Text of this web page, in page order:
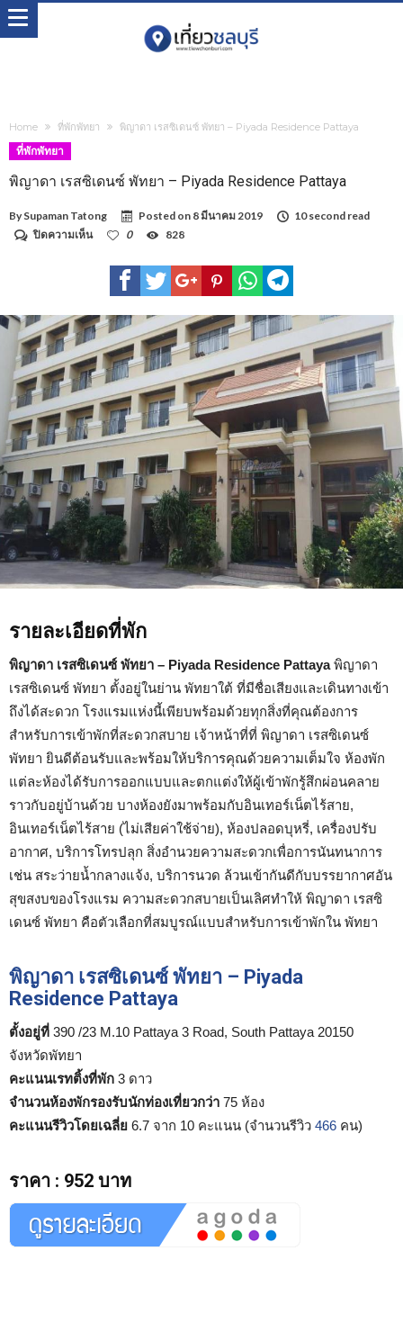
Home ที่พักพัทยา พิญาดา เรสซิเดนซ์ พัทยา – Piyada Residence Pattaya
ที่พักพัทยา
พิญาดา เรสซิเดนซ์ พัทยา – Piyada Residence Pattaya
By Supaman Tatong Posted on 8 มีนาคม 2019
10 second read
ปิดความเห็นบน
ซ์
พัทยา
–
Piyada
Residence
Pattaya
0 828
รายละเอียดที่พัก
พิญาดา เรสซิเดนซ์ พัทยา – Piyada Residence Pattayaพิญาดา
เรสซิเดนซ์ พัทยา ตั้งอยู่ในย่าน พัทยาใต้ ที่มีชื่อเสียงและเดินทางเข้า
ถึงได้สะดวก โรงแรมแห่งนี้เพียบพร้อมด้วยทุกสิ่งที่คุณต้องการ
สำหรับการเข้าพักที่สะดวกสบาย เจ้าหน้าที่ที่ พิญาดา เรสซิเดนซ์
พัทยา ยินดีต้อนรับและพร้อมให้บริการคุณด้วยความเต็มใจ ห้องพัก
แต่ละห้องได้รับการออกแบบและตกแต่งให้ผู้เข้าพักรู้สึกผ่อนคลาย
ราวกับอยู่บ้านด้วย บางห้องยังมาพร้อมกับอินเทอร์เน็ตไร้สาย,
อินเทอร์เน็ตไร้สาย (ไม่เสียค่าใช้จ่าย), ห้องปลอดบุหรี่, เครื่องปรับ
อากาศ, บริการโทรปลุก สิ่งอำนวยความสะดวกเพื่อการนันทนาการ
เช่น สระว่ายน้ำกลางแจ้ง, บริการนวด ล้วนเข้ากันดีกับบรรยากาศอัน
สุขสงบของโรงแรม ความสะดวกสบายเป็นเลิศทำให้ พิญาดา เรสซิ
เดนซ์ พัทยา คือตัวเลือกที่สมบูรณ์แบบสำหรับการเข้าพักใน พัทยา
พิญาดา เรสซิเดนซ์ พัทยา – Piyada
Residence Pattaya
ตั้งอยู่ที่ 390 /23 M.10 Pattaya 3 Road, South Pattaya 20150
จังหวัดพัทยา
คะแนนเรทติ้งที่พัก 3 ดาว
จำนวนห้องพักรองรับนักท่องเที่ยวกว่า 75 ห้อง
คะแนนรีวิวโดยเฉลี่ย 6.7 จาก 10 คะแนน (จำนวนรีวิว 466 คน)
ราคา : 952 บาท